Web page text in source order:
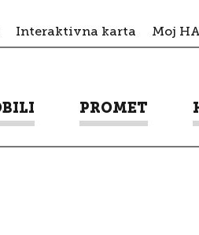
Interaktivna karta Moj
PROMET